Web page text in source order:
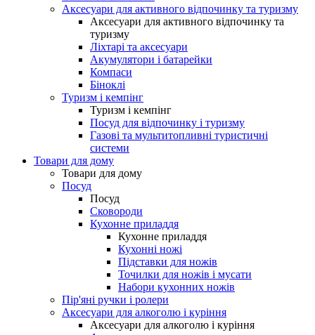
Аксесуари для активного відпочинку та туризму
Аксесуари для активного відпочинку та
туризму
Ліхтарі та аксесуари
Акумулятори і батарейки
Компаси
Біноклі
Туризм і кемпінг
Туризм і кемпінг
Посуд для відпочинку і туризму
Газові та мультитопливні туристичні
системи
Товари для дому
Товари для дому
Посуд
Посуд
Сковороди
Кухонне приладдя
Кухонне приладдя
Кухонні ножі
Підставки для ножів
Точилки для ножів і мусати
Набори кухонних ножів
Пір'яні ручки і ролери
Аксесуари для алкоголю і куріння
Аксесуари для алкоголю і куріння